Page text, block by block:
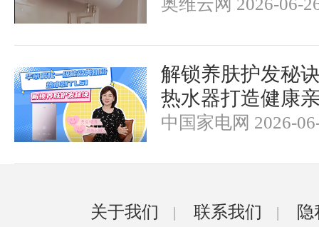
解锁养肤护发秘
热水器打造健康
中国家电网 2026-
关于我们 | 联系我们 |